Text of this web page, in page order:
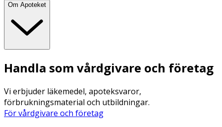
Om Apoteket
Handla som vårdgivare och företag
Vi erbjuder läkemedel, apoteksvaror,
förbrukningsmaterial och utbildningar.
För vårdgivare och företag